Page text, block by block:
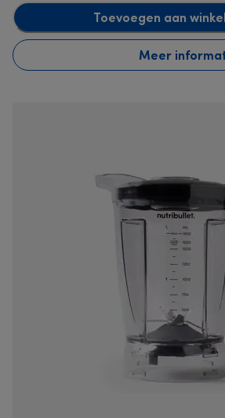
Toevoegen aan
Meer